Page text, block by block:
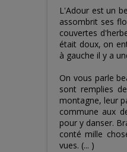
L'Adour est un
assombrit ses
couvertes
était doux, on
à gauche il y a
On vous parle
sont remplies
montagne, leur
commune aux
pour y danser.
conté mille
vues. (... )